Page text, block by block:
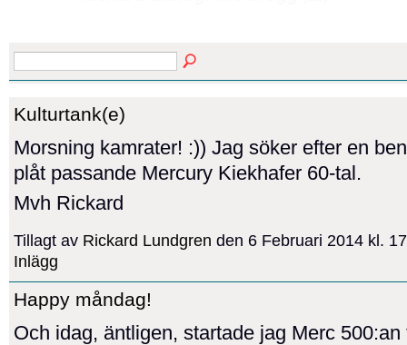
Kulturtank(e)
Morsning kamrater! :)) Jag söker efter en
plåt passande Mercury Kiekhafer 60-tal.
Mvh Rickard
Tillagt av Rickard Lundgren den 6 Februari 2014 kl.
Inlägg
Happy måndag!
Och idag, äntligen, startade jag Merc 500:an